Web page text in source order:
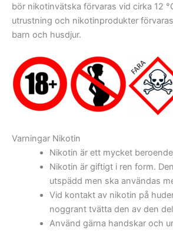
bör nikotinvätska förvaras vid cirka 12
utrustning och nikotinprodukter
barn och husdjur.
Varningar Nikotin
Nikotin är ett mycket
Nikotin är giftigt i ren form.
utspädd men ska användas
Vid kontakt av nikotin på
noggrant tvätta den av den
Använd gärna handskar och